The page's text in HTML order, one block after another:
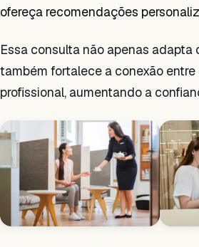
ofereça recomendações
Essa consulta não apenas adapta
também fortalece a conexão entre
profissional, aumentando a